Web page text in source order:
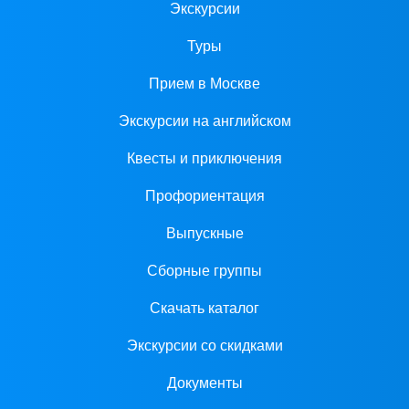
Экскурсии
Туры
Прием в Москве
Экскурсии на английском
Квесты и приключения
Профориентация
Выпускные
Сборные группы
Скачать каталог
Экскурсии со скидками
Документы